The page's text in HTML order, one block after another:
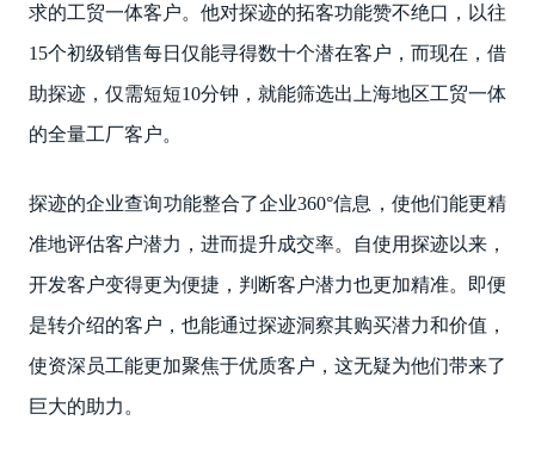
求的工贸一体客户。他对探迹的拓客功能赞不绝口，以往
15个初级销售每日仅能寻得数十个潜在客户，而现在，借
助探迹，仅需短短10分钟，就能筛选出上海地区工贸一体
的全量工厂客户。
探迹的企业查询功能整合了企业360°信息，使他们能更精
准地评估客户潜力，进而提升成交率。自使用探迹以来，
开发客户变得更为便捷，判断客户潜力也更加精准。即便
是转介绍的客户，也能通过探迹洞察其购买潜力和价值，
使资深员工能更加聚焦于优质客户，这无疑为他们带来了
巨大的助力。